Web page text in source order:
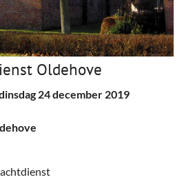
Oldehove
24 december 2019